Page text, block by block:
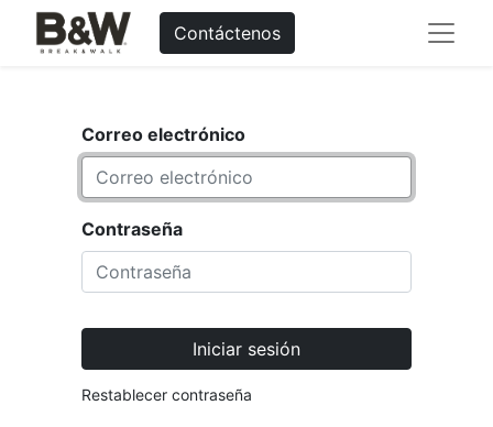
Contáctenos
Correo electrónico
Contraseña
Iniciar sesión
Restablecer contraseña